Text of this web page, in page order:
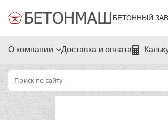
БЕТОННЫЙ
О компании Доставка и оплата